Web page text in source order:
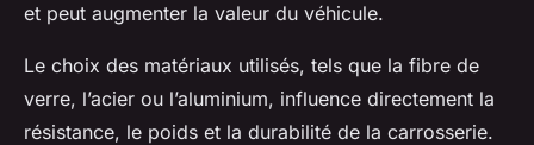
et peut augmenter la valeur du véhicule.
Le choix des matériaux utilisés, tels que la fibre de
verre, l’acier ou l’aluminium, influence directement la
résistance, le poids et la durabilité de la carrosserie.